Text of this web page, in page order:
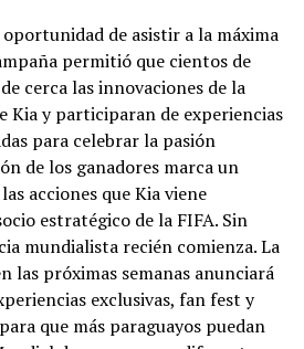
de asistir a la máxima
permitió que cientos de
cerca las innovaciones de la
Kia y participaran de experiencias
para celebrar la pasión
de los ganadores marca un
acciones que Kia viene
estratégico de la FIFA. Sin
mundialista recién comienza. La
las próximas semanas anunciará
exclusivas, fan fest y
que más paraguayos puedan